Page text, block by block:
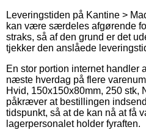
Leveringstiden på Kantine >
kan være særdeles afgørende
straks, så af den grund er det
tjekker den anslåede
En stor portion internet handler
næste hverdag på flere
Hvid, 150x150x80mm, 250 stk,
påkræver at bestillingen
tidspunkt, så at de kan nå at få
lagerpersonalet holder fyraften.